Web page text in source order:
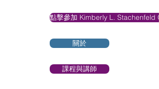
點擊參加 Kimberly L. Stachenfeld
關於
課程與講師